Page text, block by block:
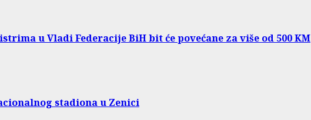
u Vladi Federacije BiH bit će povećane za više od 500 KM
stadiona u Zenici